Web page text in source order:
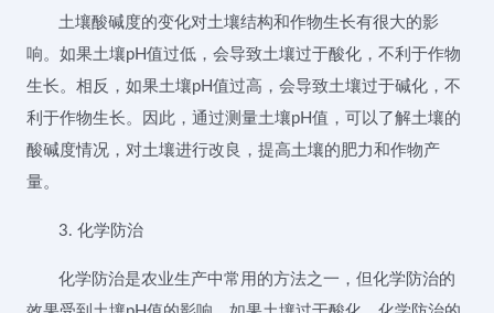
土壤酸碱度的变化对土壤结构和作物生长有很大的影
响。如果土壤pH值过低，会导致土壤过于酸化，不利于作物
生长。相反，如果土壤pH值过高，会导致土壤过于碱化，不
利于作物生长。因此，通过测量土壤pH值，可以了解土壤的
酸碱度情况，对土壤进行改良，提高土壤的肥力和作物产
量。
3. 化学防治
化学防治是农业生产中常用的方法之一，但化学防治的